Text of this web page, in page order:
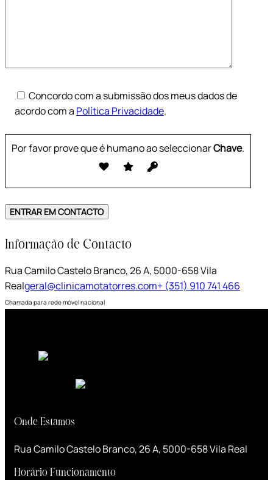
Concordo com a submissão dos meus dados de
acordo com a Política Privacidade.
Por favor prove que é humano ao seleccionarChave.
Informação de Contacto
Rua Camilo Castelo Branco, 26 A, 5000-658 Vila
Realgeral@clinicamotatorres.com+ (351) 910 741 466
Chamada para rede móvel nacional
Onde Estamos
Rua Camilo Castelo Branco, 26 A, 5000-658 Vila Real
Horário Funcionamento